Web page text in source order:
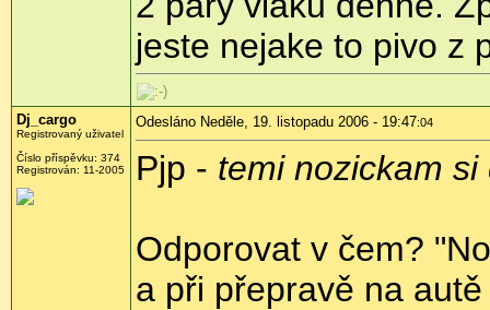
jeste nejake to pivo z
Dj_cargo
Registrovaný uživatel
Číslo příspěvku: 374
Registrován: 11-2005
Odesláno Neděle, 19. listopadu 2006 - 19:47:04
Pjp - temi nozickam
Odporovat v čem?
a při přepravě na